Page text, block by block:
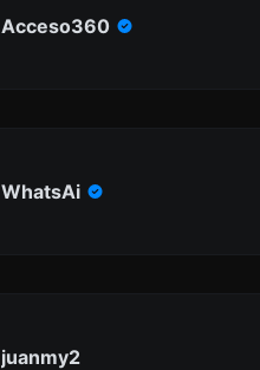
Acceso360
WhatsAi
juanmy2